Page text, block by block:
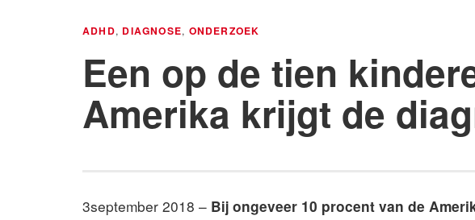
ADHD, DIAGNOSE, ONDERZOEK
Een op de tien
Amerika krijgt de
3september 2018 – Bij ongeveer 10 procent van de